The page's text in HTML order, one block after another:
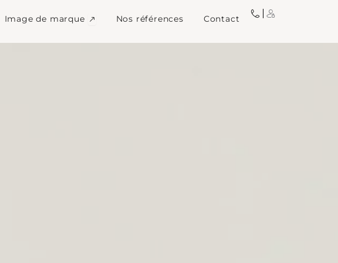
Présence en ligne
Image de marque Ouvrir Image de marque
Nos références Contact